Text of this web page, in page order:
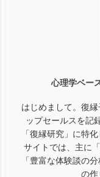
心理学ベー
はじめまして。復
ップセールスを記
「復縁研究」に特
サイトでは、主に
「豊富な体験談の
の作